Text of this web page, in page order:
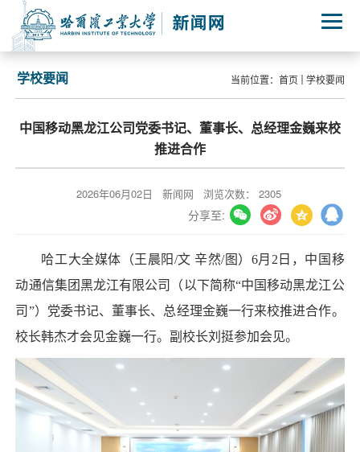
当前位置： 首页 学校要闻
学校要闻
中国移动黑龙江公司党委书记、董事长、总经理金巍来校
推进合作
2026年06月02日 新闻网 浏览次数： 2305
分享至:
哈工大全媒体（王晨阳/文 辛然/图）6月2日，中国移
动通信集团黑龙江有限公司（以下简称“中国移动黑龙江公
司”）党委书记、董事长、总经理金巍一行来校推进合作。
校长韩杰才会见金巍一行。副校长刘挺参加会见。